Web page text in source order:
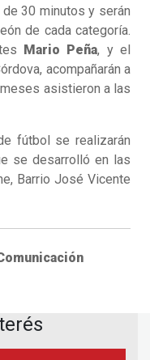
30 minutos y serán
de cada categoría.
Mario Peña, y el
acompañarán a
asistieron a las
fútbol se realizarán
se desarrolló en las
Barrio José Vicente